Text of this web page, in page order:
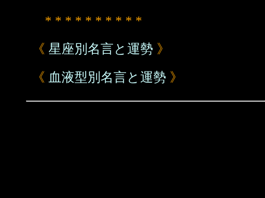
* * * * * * * * * *
《 星座別名言と運勢 》
《 血液型別名言と運勢 》